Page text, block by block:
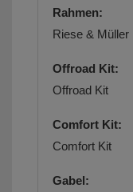
Rahmen:
Riese & Müller
Offroad Kit:
Offroad Kit
Comfort Kit:
Comfort Kit
Gabel: